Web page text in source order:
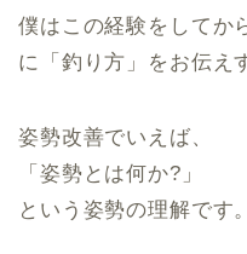
僕はこの経験をしてか
に「釣り方」をお伝え
姿勢改善でいえば、
「姿勢とは何か?」
という姿勢の理解です。